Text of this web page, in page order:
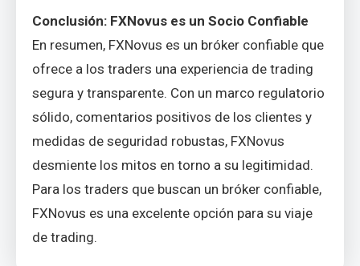
Conclusión: FXNovus es un Socio Confiable
En resumen, FXNovus es un bróker confiable que
ofrece a los traders una experiencia de trading
segura y transparente. Con un marco regulatorio
sólido, comentarios positivos de los clientes y
medidas de seguridad robustas, FXNovus
desmiente los mitos en torno a su legitimidad.
Para los traders que buscan un bróker confiable,
FXNovus es una excelente opción para su viaje
de trading.